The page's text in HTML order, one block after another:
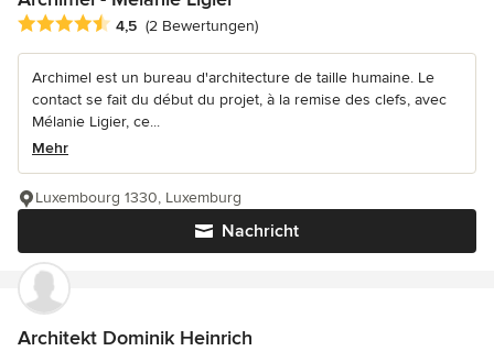
Durchschnittliche Bewertung: 4.5 von 5 Sternen
4,5 (2 Bewertungen)
Archimel est un bureau d'architecture de taille humaine. Le
contact se fait du début du projet, à la remise des clefs, avec
Mélanie Ligier, ce...
Mehr
Nachricht
Luxembourg 1330, Luxemburg
Architekt Dominik Heinrich